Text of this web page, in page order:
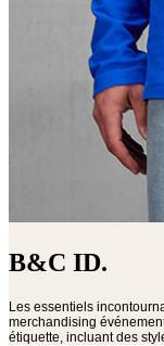
B&C ID.
Les essentiels
merchandising
étiquette, incluant des